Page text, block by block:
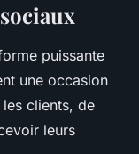
puissante
une occasion
clients, de
leurs